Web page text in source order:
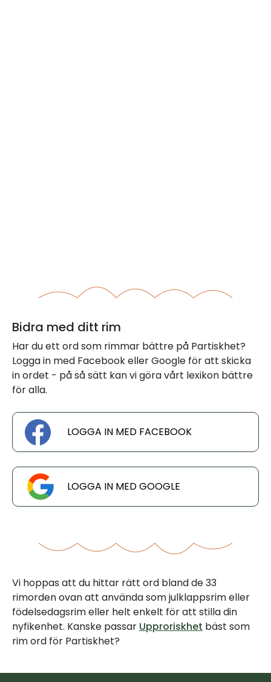
Bidra med ditt rim
Har du ett ord som rimmar bättre på Partiskhet?
Logga in med Facebook eller Google för att skicka
in ordet - på så sätt kan vi göra vårt lexikon bättre
för alla.
LOGGA IN MED FACEBOOK
LOGGA IN MED GOOGLE
Vi hoppas att du hittar rätt ord bland de 33
rimorden ovan att använda som julklappsrim eller
födelsedagsrim eller helt enkelt för att stilla din
nyfikenhet. Kanske passar Upproriskhet bäst som
rim ord för Partiskhet?